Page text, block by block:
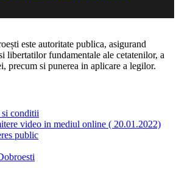
este autoritate publica, asigurand
libertatilor fundamentale ale cetatenilor, a
precum si punerea in aplicare a legilor.
conditii
video in mediul online ( 20.01.2022)
public